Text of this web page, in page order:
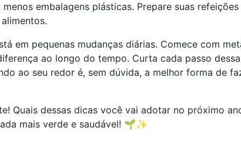
embalagens plásticas. Prepare suas
em pequenas mudanças diárias. Comece com
ao longo do tempo. Curta cada passo
ao seu redor é, sem dúvida, a melhor forma de
Quais dessas dicas você vai adotar no próximo
mais verde e saudável! 🌱✨